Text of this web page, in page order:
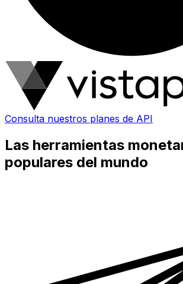
Consulta nuestros planes de API
Las herramientas
populares del mundo